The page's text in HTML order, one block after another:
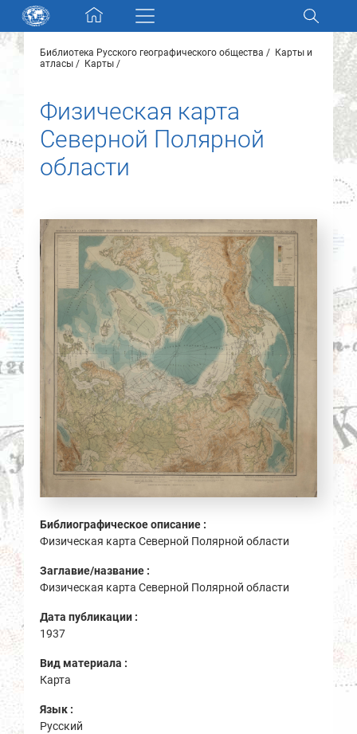
Skip navigation
Разделы и коллекции
Электронный каталог
Новости
О нас
Контакты
Партнеры
Библиотека Русского географического общества
Карты и
атласы
Карты
Физическая карта
Северной Полярной
области
Библиографическое описание :
Физическая карта Северной Полярной области
Заглавие/название :
Физическая карта Северной Полярной области
Дата публикации :
1937
Вид материала :
Карта
Язык :
Русский